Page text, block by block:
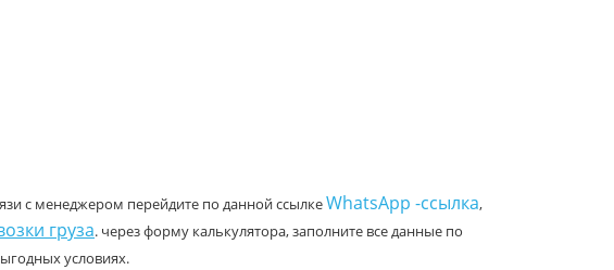
с менеджером перейдите по данной ссылкеWhatsApp -ссылка,
груза. через форму калькулятора, заполните все данные по
условиях.